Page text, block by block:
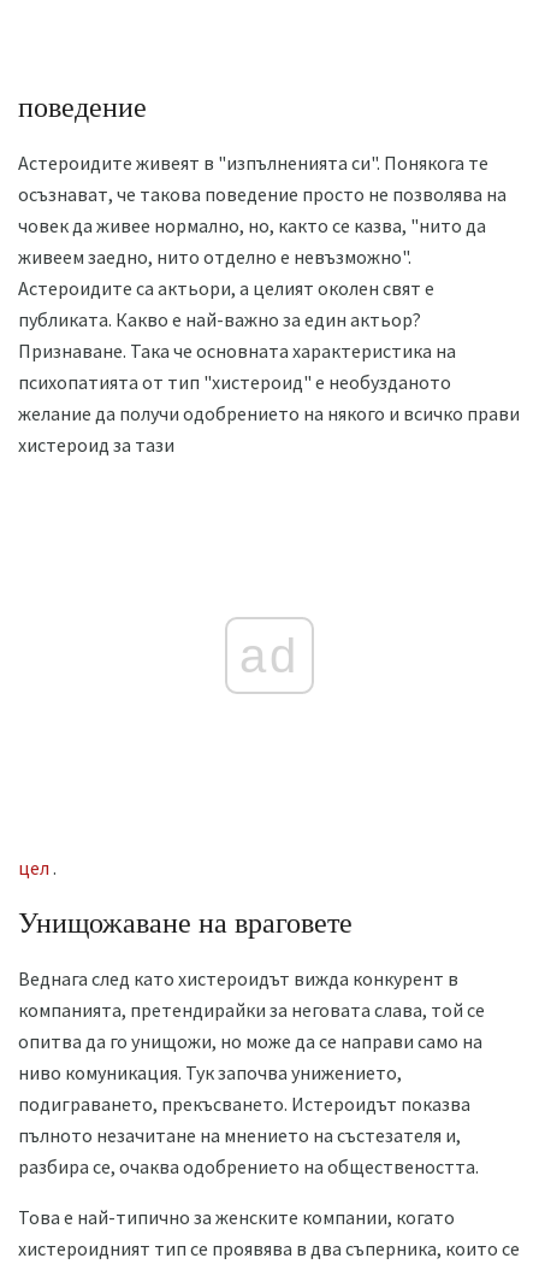
поведение
Астероидите живеят в "изпълненията си". Понякога те
осъзнават, че такова поведение просто не позволява на
човек да живее нормално, но, както се казва, "нито да
живеем заедно, нито отделно е невъзможно".
Астероидите са актьори, а целият околен свят е
публиката. Какво е най-важно за един актьор?
Признаване. Така че основната характеристика на
психопатията от тип "хистероид" е необузданото
желание да получи одобрението на някого и всичко прави
хистероид за тази
ad
цел .
Унищожаване на враговете
Веднага след като хистероидът вижда конкурент в
компанията, претендирайки за неговата слава, той се
опитва да го унищожи, но може да се направи само на
ниво комуникация. Тук започва унижението,
подиграването, прекъсването. Истероидът показва
пълното незачитане на мнението на състезателя и,
разбира се, очаква одобрението на обществеността.
Това е най-типично за женските компании, когато
хистероидният тип се проявява в два съперника, които се